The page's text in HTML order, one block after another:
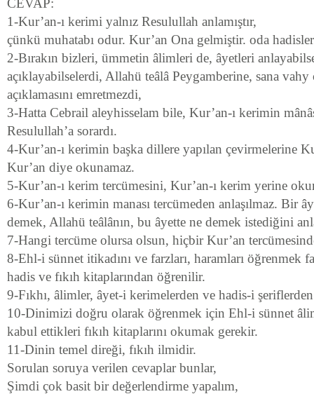
CEVAP:
1-Kur’an-ı kerimi yalnız Resulullah anlamıştır,
çünkü muhatabı odur. Kur’an Ona gelmiştir. oda
2-Bırakın bizleri, ümmetin âlimleri de, âyetleri
açıklayabilselerdi, Allahü teâlâ Peygamberine, sana
açıklamasını emretmezdi,
3-Hatta Cebrail aleyhisselam bile, Kur’an-ı kerimin
Resulullah’a sorardı.
4-Kur’an-ı kerimin başka dillere yapılan çevirmelerine
Kur’an diye okunamaz.
5-Kur’an-ı kerim tercümesini, Kur’an-ı kerim yerine
6-Kur’an-ı kerimin manası tercümeden anlaşılmaz. Bir
demek, Allahü teâlânın, bu âyette ne demek istediğini
7-Hangi tercüme olursa olsun, hiçbir Kur’an
8-Ehl-i sünnet itikadını ve farzları, haramları öğrenmek
hadis ve fıkıh kitaplarından öğrenilir.
9-Fıkhı, âlimler, âyet-i kerimelerden ve hadis-i şeriflerden
10-Dinimizi doğru olarak öğrenmek için Ehl-i sünnet
kabul ettikleri fıkıh kitaplarını okumak gerekir.
11-Dinin temel direği, fıkıh ilmidir.
Sorulan soruya verilen cevaplar bunlar,
Şimdi çok basit bir değerlendirme yapalım,